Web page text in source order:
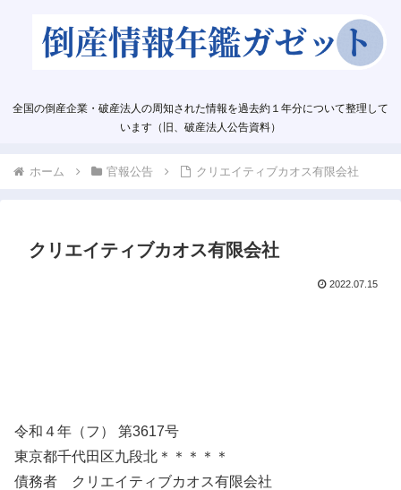
全国の倒産企業・破産法人の周知された情報を過去約１年分について整理して
います（旧、破産法人公告資料）
ホーム 官報公告 クリエイティブカオス有限会社
クリエイティブカオス有限会社
2022.07.15
令和４年（フ） 第3617号
東京都千代田区九段北＊＊＊＊＊
債務者 クリエイティブカオス有限会社